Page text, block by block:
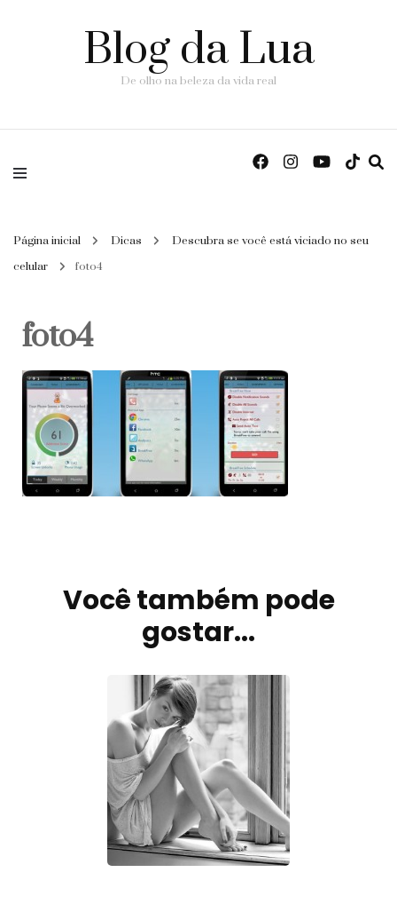
Blog da Lua
De olho na beleza da vida real
Página inicial Dicas
Descubra se você está viciado no seu
celular
foto4
foto4
Você também pode
gostar...